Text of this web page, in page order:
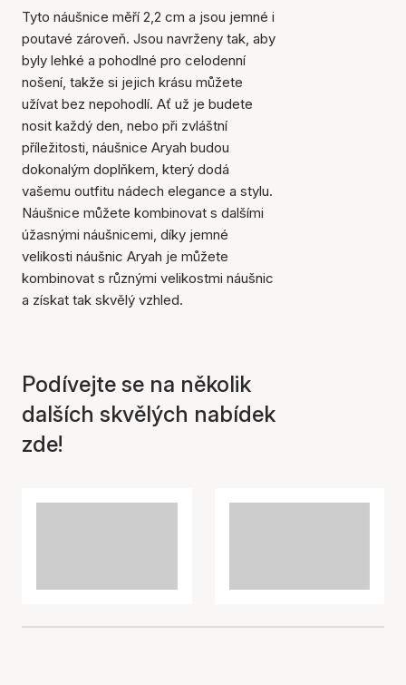
košíku
Tyto náušnice měří 2,2 cm a jsou jemné i
poutavé zároveň. Jsou navrženy tak, aby
byly lehké a pohodlné pro celodenní
nošení, takže si jejich krásu můžete
užívat bez nepohodlí. Ať už je budete
nosit každý den, nebo při zvláštní
příležitosti, náušnice Aryah budou
dokonalým doplňkem, který dodá
vašemu outfitu nádech elegance a stylu.
Náušnice můžete kombinovat s dalšími
úžasnými náušnicemi, díky jemné
velikosti náušnic Aryah je můžete
kombinovat s různými velikostmi náušnic
a získat tak skvělý vzhled.
Podívejte se na několik
dalších skvělých nabídek
zde!